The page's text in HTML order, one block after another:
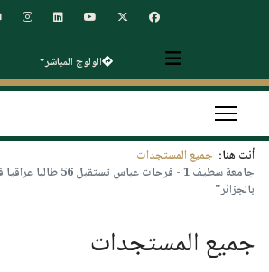
الولوج المباشر
أنت هنا: جميع المستجدات
جامعة سطيف 1 - فرحات
بالجزائر"
جميع المستجدات